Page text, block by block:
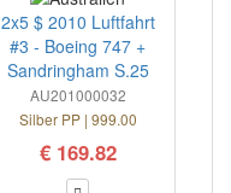
2x5 $ 2010 Luftfahrt
#3 - Boeing 747 +
Sandringham S.25
AU201000032
Silber PP | 999.00
€ 169.82